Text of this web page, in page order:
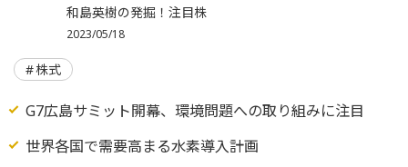
和島英樹の発掘！注目株
2023/05/18
株式
G7広島サミット開幕、環境問題への取り組みに注目
世界各国で需要高まる水素導入計画